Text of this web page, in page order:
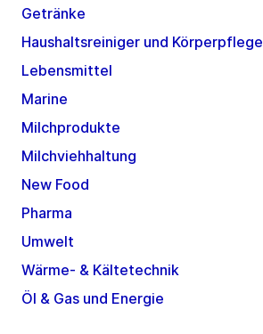
Getränke
Haushaltsreiniger und Körperpflege
Lebensmittel
Marine
Milchprodukte
Milchviehhaltung
New Food
Pharma
Umwelt
Wärme- & Kältetechnik
Öl & Gas und Energie